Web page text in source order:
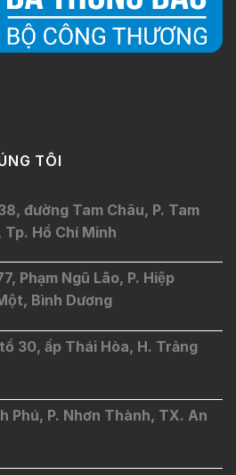
TÔI
đường Tam Châu, P. Tam
Hồ Chí Minh
Phạm Ngũ Lão, P. Hiệp
Bình Dương
30, ấp Thái Hòa, H. Trảng
Phú, P. Nhơn Thành, TX. An